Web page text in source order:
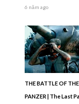
6 năm ago
THE BATTLE OF
PANZER | The Last